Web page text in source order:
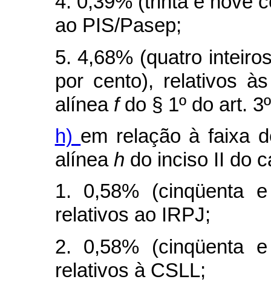
ao PIS/Pasep;
5. 4,68% (quatro
por cento), relativos
alínea fdo § 1º do art.
h) em relação à faixa
alínea h do inciso II do
1. 0,58% (cinqüenta
relativos ao IRPJ;
2. 0,58% (cinqüenta
relativos à CSLL;